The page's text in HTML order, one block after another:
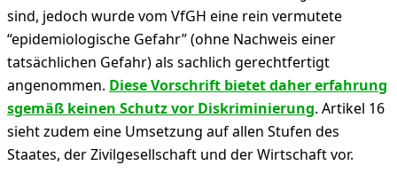
sind, jedoch wurde vom VfGH eine rein vermutete
“epidemiologische Gefahr” (ohne Nachweis einer
tatsächlichen Gefahr) als sachlich gerechtfertigt
angenommen. Diese Vorschrift bietet daher erfahrung
sgemäß keinen Schutz vor Diskriminierung. Artikel 16
sieht zudem eine Umsetzung auf allen Stufen des
Staates, der Zivilgesellschaft und der Wirtschaft vor.